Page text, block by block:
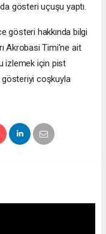
gösteri uçuşu yaptı.
gösteri hakkında bilgi
Akrobasi Timi’ne ait
izlemek için pist
gösteriyi coşkuyla